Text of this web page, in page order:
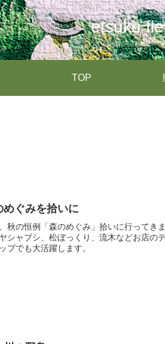
etsuko
TOP
めぐみを拾いに
秋の恒例「森のめぐみ」拾いに行ってき
シャブシ、松ぼっくり、流木などお店の
プでも大活躍します。